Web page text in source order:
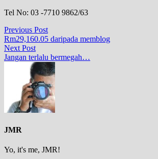
Tel No: 03 -7710 9862/63
Post
navigation
Previous PostPrevious
post:
Rm29,160.05 daripada memblog
Next PostNext
post:
Jangan terlalu bermegah…
JMR
Yo, it's me, JMR!